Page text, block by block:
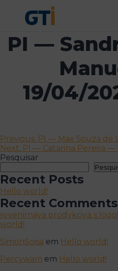
PI —
19/04/
Navegação
de
artigos
Previous: PI — Max Souza de
Next: PI — Catarina Pereira —
Pesquisar
Recent Posts
Hello world!
Recent Comments
syvenirnaya prodykciya s
world!
SimonSoisa em Hello world!
Percywam em Hello world!